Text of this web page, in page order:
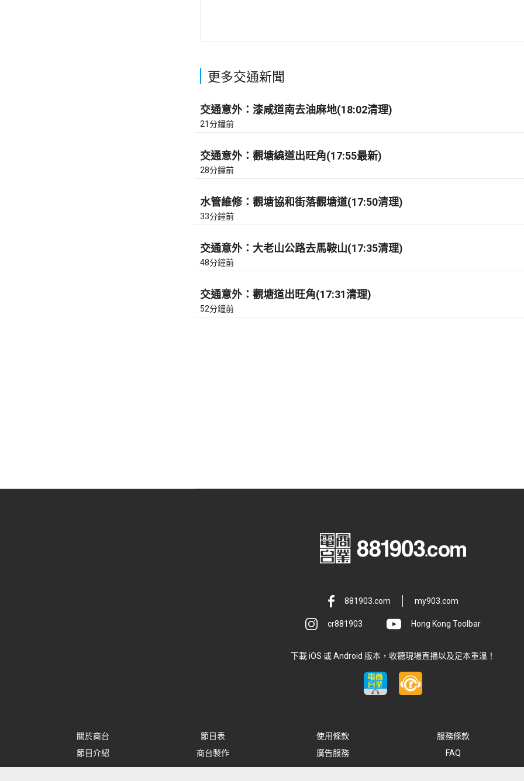
更多交通新聞
交通意外：漆咸道南去油麻地(18:02清理)
21分鐘前
交通意外：觀塘繞道出旺角(17:55最新)
28分鐘前
水管維修：觀塘協和街落觀塘道(17:50清理)
33分鐘前
交通意外：大老山公路去馬鞍山(17:35清理)
48分鐘前
交通意外：觀塘道出旺角(17:31清理)
52分鐘前
881903.com my903.com
cr881903 Hong Kong Toolbar
下載 iOS 或 Android 版本，收聽現場直播以及足本重溫！
關於商台 節目表 使用條款
服務條款
節目介紹
商台製作 廣告服務 FAQ